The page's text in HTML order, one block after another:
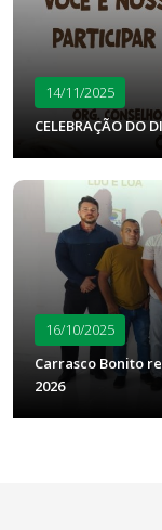
14/11/2025
CELEBRAÇÃO DO
16/10/2025
Carrasco Bonito
2026